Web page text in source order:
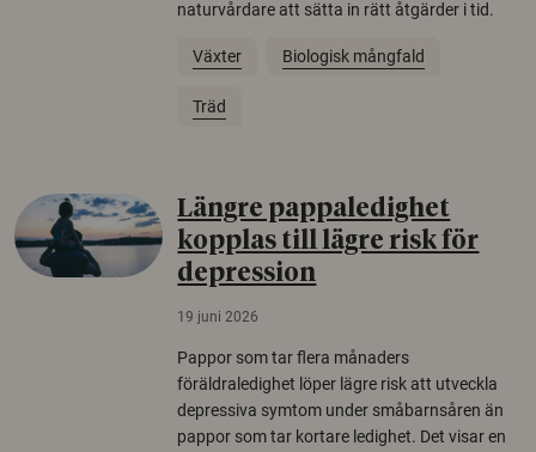
naturvårdare att sätta in rätt åtgärder i tid.
Växter Biologisk mångfald
Träd
Längre pappaledighet
kopplas till lägre risk för
depression
19 juni 2026
Pappor som tar flera månaders
föräldraledighet löper lägre risk att utveckla
depressiva symtom under småbarnsåren än
pappor som tar kortare ledighet. Det visar en